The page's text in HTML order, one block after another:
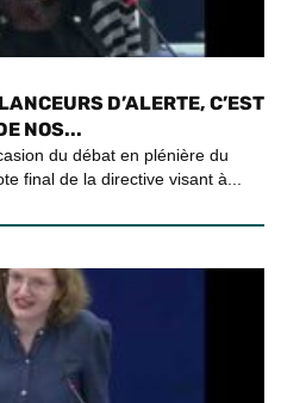
D’ALERTE, C’EST
NOS...
du débat en plénière du
final de la directive visant à...